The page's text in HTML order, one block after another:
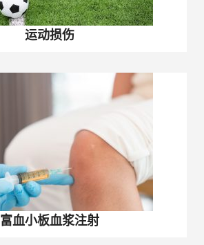
运动损伤
富血小板血浆注射